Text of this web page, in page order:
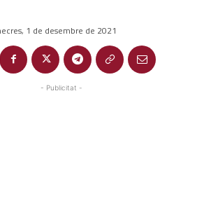
1 de desembre de 2021
- Publicitat -